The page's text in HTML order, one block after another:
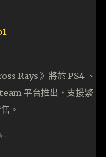
Rays 》將於 PS4 、
平台推出，支援繁
。
-